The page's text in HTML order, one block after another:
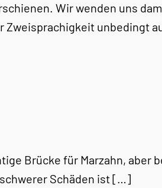
Wir wenden uns
Zweisprachigkeit unbedingt
Brücke für Marzahn, aber
Schäden ist […]